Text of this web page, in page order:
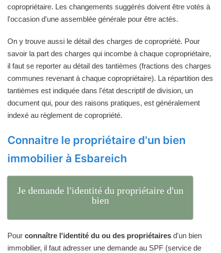
copropriétaire. Les changements suggérés doivent être votés à
l'occasion d'une assemblée générale pour être actés.
On y trouve aussi le détail des charges de copropriété. Pour
savoir la part des charges qui incombe à chaque copropriétaire,
il faut se reporter au détail des tantièmes (fractions des charges
communes revenant à chaque copropriétaire). La répartition des
tantièmes est indiquée dans l'état descriptif de division, un
document qui, pour des raisons pratiques, est généralement
indexé au règlement de copropriété.
Connaitre le propriétaire d'un bien
immobilier à Esbareich
Je demande l'identité du propriétaire d'un
bien
Pour connaître l'identité du ou des propriétaires d'un bien
immobilier, il faut adresser une demande au SPF (service de